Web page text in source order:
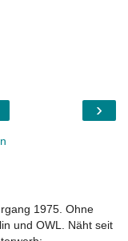
›
1975. Ohne
und OWL. Näht seit